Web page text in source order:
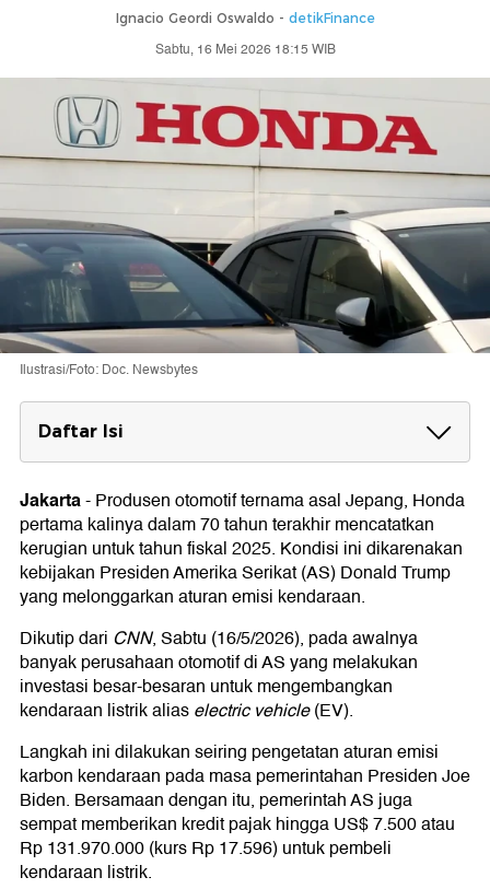
Ignacio Geordi Oswaldo - detikFinance
Sabtu, 16 Mei 2026 18:15 WIB
Ilustrasi/Foto: Doc. Newsbytes
Daftar Isi
Trump Batalkan Aturan
Honda Rugi
Produsen Otomotif AS Banyak yang Rugi
Jakarta-Produsen otomotif ternama asal Jepang, Honda
pertama kalinya dalam 70 tahun terakhir mencatatkan
kerugian untuk tahun fiskal 2025. Kondisi ini dikarenakan
kebijakan Presiden Amerika Serikat (AS) Donald Trump
yang melonggarkan aturan emisi kendaraan.
Dikutip dari CNN, Sabtu (16/5/2026), pada awalnya
banyak perusahaan otomotif di AS yang melakukan
investasi besar-besaran untuk mengembangkan
kendaraan listrik aliaselectric vehicle(EV).
Langkah ini dilakukan seiring pengetatan aturan emisi
karbon kendaraan pada masa pemerintahan Presiden Joe
Biden. Bersamaan dengan itu, pemerintah AS juga
sempat memberikan kredit pajak hingga US$ 7.500 atau
Rp 131.970.000 (kurs Rp 17.596) untuk pembeli
kendaraan listrik.